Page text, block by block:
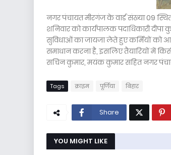
नगर पंचायत मीरगंज के वार्ड संख्या 09
शनिवार को कार्यपालक पदाधिकारी
सुविधाओं का जायजा लेते हुए कर्मियों को
समाधान करना है, इसलिए तैयारियों में
सचिन कुमार, मयंक कुमार सहित नगर
Tags क्राइम पूर्णिया बिहार
Share
YOU MIGHT LIKE